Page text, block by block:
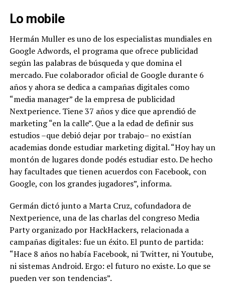
Lo mobile
Hermán Muller es uno de los especialistas mundiales en
Google Adwords, el programa que ofrece publicidad
según las palabras de búsqueda y que domina el
mercado. Fue colaborador oficial de Google durante 6
años y ahora se dedica a campañas digitales como
“media manager” de la empresa de publicidad
Nextperience. Tiene 37 años y dice que aprendió de
marketing “en la calle”. Que a la edad de definir sus
estudios –que debió dejar por trabajo– no existían
academias donde estudiar marketing digital. “Hoy hay un
montón de lugares donde podés estudiar esto. De hecho
hay facultades que tienen acuerdos con Facebook, con
Google, con los grandes jugadores”, informa.
Germán dictó junto a Marta Cruz, cofundadora de
Nextperience, una de las charlas del congreso Media
Party organizado por HackHackers, relacionada a
campañas digitales: fue un éxito. El punto de partida:
“Hace 8 años no había Facebook, ni Twitter, ni Youtube,
ni sistemas Android. Ergo: el futuro no existe.Lo que se
pueden ver son tendencias”.